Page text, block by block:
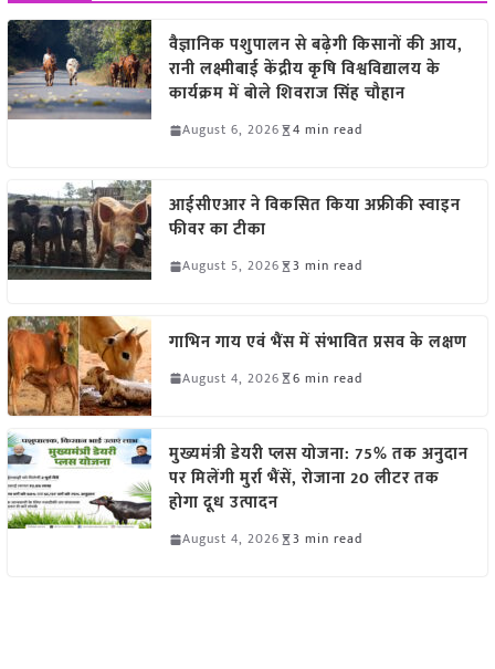
वैज्ञानिक पशुपालन से बढ़ेगी किसानों की आय,
रानी लक्ष्मीबाई केंद्रीय कृषि विश्वविद्यालय के
कार्यक्रम में बोले शिवराज सिंह चौहान
August 6, 2026 4 min read
आईसीएआर ने विकसित किया अफ्रीकी स्वाइन
फीवर का टीका
August 5, 2026 3 min read
गाभिन गाय एवं भैंस में संभावित प्रसव के लक्षण
August 4, 2026 6 min read
मुख्यमंत्री डेयरी प्लस योजना: 75% तक अनुदान
पर मिलेंगी मुर्रा भैंसें, रोजाना 20 लीटर तक
होगा दूध उत्पादन
August 4, 2026 3 min read